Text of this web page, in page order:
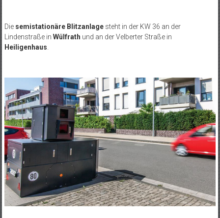
Die semistationäre Blitzanlagesteht in der KW 36 an der
Lindenstraße in Wülfrath und an der Velberter Straße in
Heiligenhaus.